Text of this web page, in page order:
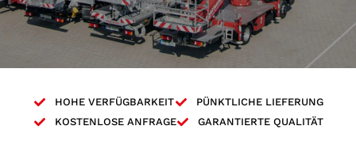
HOHE VERFÜGBARKEIT
PÜNKTLICHE LIEFERUNG
KOSTENLOSE ANFRAGE
GARANTIERTE QUALITÄT